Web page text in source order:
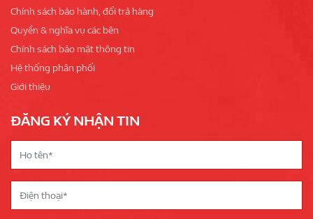
Chính sách bảo hành, đổi trả hàng
Quyền & nghĩa vụ các bên
Chính sách bảo mật thông tin
Hệ thống phân phối
Giới thiệu
ĐĂNG KÝ NHẬN TIN